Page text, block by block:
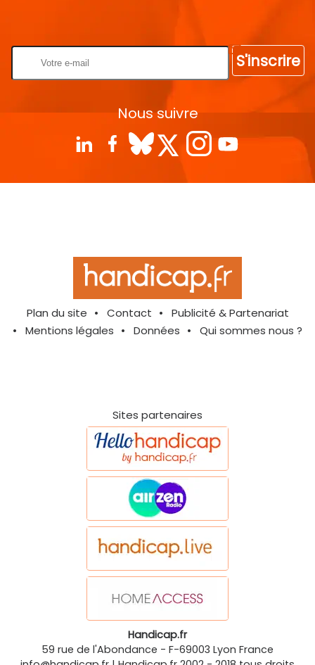
S'inscrire
Nous suivre
Plan du site Contact
Publicité & Partenariat
Mentions légales
Données Qui sommes nous ?
Sites partenaires
Handicap.fr
59 rue de l'Abondance - F-69003 Lyon France